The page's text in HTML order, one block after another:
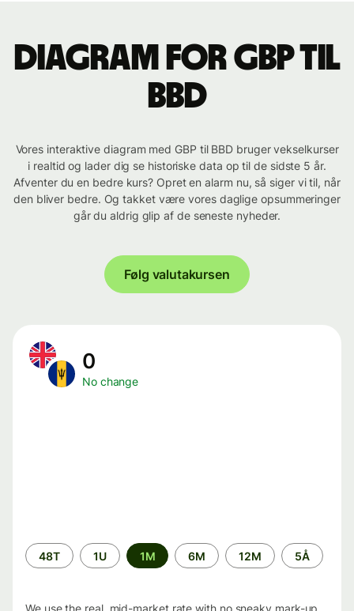
Diagram for GBP til
BBD
Vores interaktive diagram med GBP til BBD bruger vekselkurser
i realtid og lader dig se historiske data op til de sidste 5 år.
Afventer du en bedre kurs? Opret en alarm nu, så siger vi til, når
den bliver bedre. Og takket være vores daglige opsummeringer
går du aldrig glip af de seneste nyheder.
Følg valutakursen
0
No change
Time
period
48T 1U 1M 6M 12M 5Å